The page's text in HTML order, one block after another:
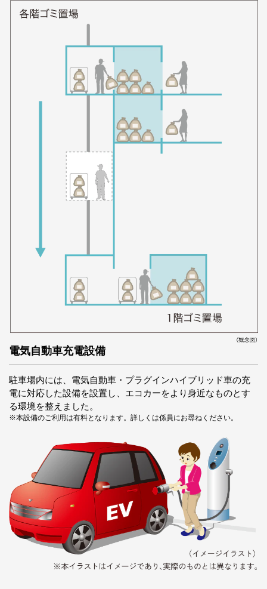
電気自動車充電設備
駐車場内には、電気自動車・プラグインハイブリッド車の充
電に対応した設備を設置し、エコカーをより身近なものとす
る環境を整えました。
※本設備のご利用は有料となります。詳しくは係員にお尋ねください。